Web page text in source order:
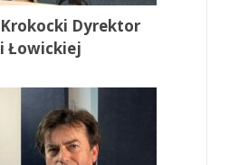
Dyrektor
Łowickiej